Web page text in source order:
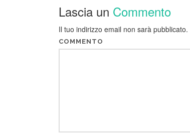
Lascia un Commento
Il tuo indirizzo email non sarà pubblicato.
COMMENTO